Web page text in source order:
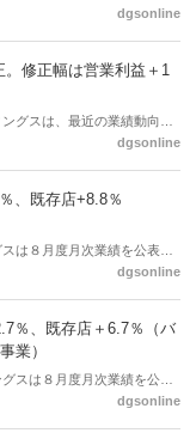
＋9.6％、既存店＋10.4％と好
dgsonline
。修正幅は営業利益＋1
グスは、最近の業績動向を
年２月期第２四半期（累
修正（2020 年３月１日～
の1352億円から1361億円
円から47億4000万円へ、＋
億2000万円へ、＋11.5％。
dgsonline
、既存店+8.8％
は８月度月次業績を公表し
率は、スギ薬局事業が
ギ薬局事業が+9.7％、ジャ
既存店売上は+8.8％となっ
を開設し、1店舗を閉店。
1,340拠点となった。
dgsonline
％、既存店＋6.7％（バ
業）
スは８月度月次業績を公表
）、ひだ薬局（６店舗）、
dgsonline